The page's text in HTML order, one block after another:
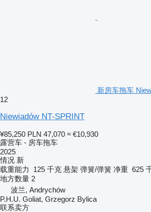
新房车拖车
12
Niewiadów NT-SPRINT
¥85,250 PLN 47,070 ≈ €10,930
露营车 - 房车拖车
2025
情况 新
载重能力
125 千克 悬架 弹簧/弹簧 净重 625
地方数量 2
波兰, Andrychów
P.H.U. Goliat, Grzegorz Bylica
联系卖方